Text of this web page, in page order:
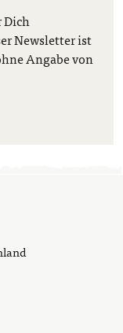
Dich
Newsletter ist
Angabe von